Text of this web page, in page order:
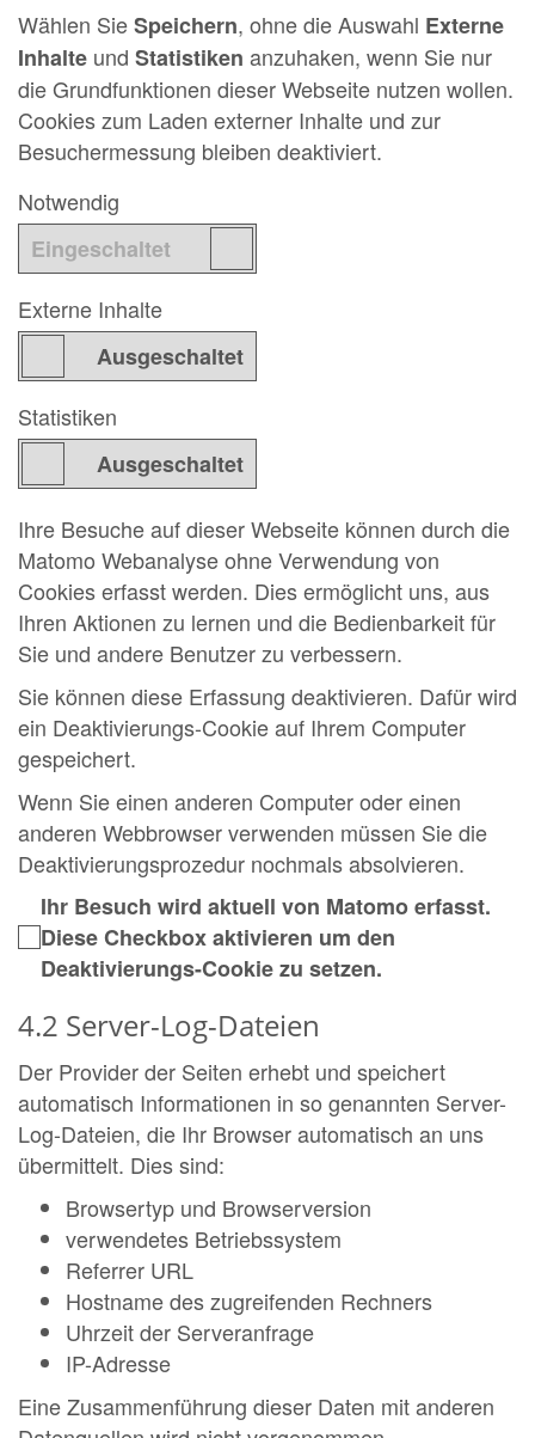
Wählen SieSpeichern, ohne die Auswahl Externe
Inhalte und Statistiken anzuhaken, wenn Sie nur
die Grundfunktionen dieser Webseite nutzen wollen.
Cookies zum Laden externer Inhalte und zur
Besuchermessung bleiben deaktiviert.
Notwendig
Externe Inhalte
Statistiken
Ihre Besuche auf dieser Webseite können durch die
Matomo Webanalyse ohne Verwendung von
Cookies erfasst werden. Dies ermöglicht uns, aus
Ihren Aktionen zu lernen und die Bedienbarkeit für
Sie und andere Benutzer zu verbessern.
Sie können diese Erfassung deaktivieren. Dafür wird
ein Deaktivierungs-Cookie auf Ihrem Computer
gespeichert.
Wenn Sie einen anderen Computer oder einen
anderen Webbrowser verwenden müssen Sie die
Deaktivierungsprozedur nochmals absolvieren.
Ihr Besuch wird aktuell von Matomo erfasst.
Diese Checkbox aktivieren um den
Deaktivierungs-Cookie zu setzen.
4.2 Server-Log-Dateien
Der Provider der Seiten erhebt und speichert
automatisch Informationen in so genannten Server-
Log-Dateien, die Ihr Browser automatisch an uns
übermittelt. Dies sind:
Browsertyp und Browserversion
verwendetes Betriebssystem
Referrer URL
Hostname des zugreifenden Rechners
Uhrzeit der Serveranfrage
IP-Adresse
Eine Zusammenführung dieser Daten mit anderen